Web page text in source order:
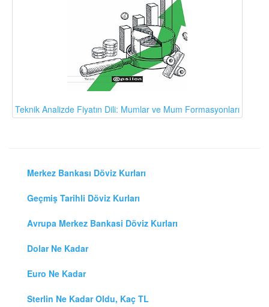
Teknik Analizde Fiyatın Dili: Mumlar ve Mum Formasyonları
Merkez Bankası Döviz Kurları
Geçmiş Tarihli Döviz Kurları
Avrupa Merkez Bankasi Döviz Kurları
Dolar Ne Kadar
Euro Ne Kadar
Sterlin Ne Kadar Oldu, Kaç TL